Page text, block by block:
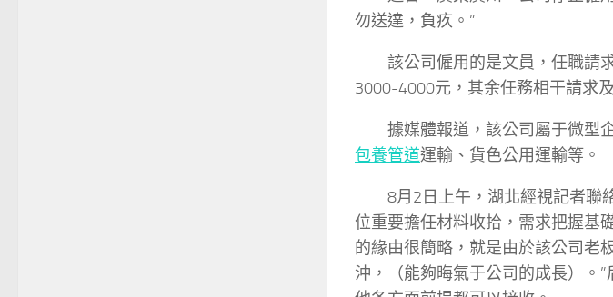
勿送達，負疚。”
該公司僱用的是文員，任職請
3000-4000元，其余任務相干請求
據媒體報道，該公司屬于微型
包養管道運輸、貨色公用運輸等。
8月2日上午，湖北經視記者聯
位重要擔任材料收拾，需求把握基
的緣由很簡略，就是由於該公司老
沖，（能夠晦氣于公司的成長）。